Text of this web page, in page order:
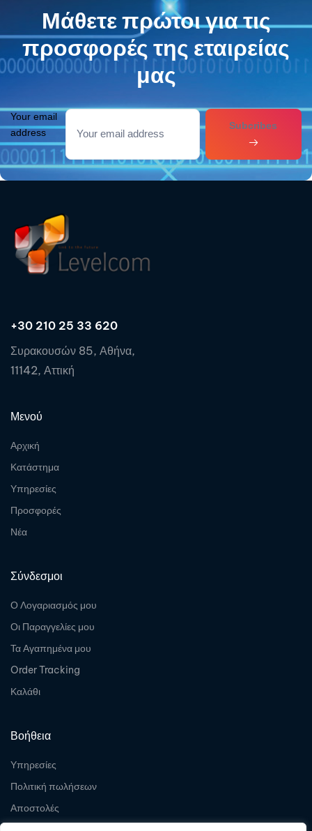
Μάθετε πρώτοι για τις
προσφορές της εταιρείας
μας
Your email
address
Subcribes
+30 210 25 33 620
Συρακουσών 85, Αθήνα,
11142, Αττική
Μενού
Αρχική
Κατάστημα
Υπηρεσίες
Προσφορές
Νέα
Σύνδεσμοι
Ο Λογαριασμός μου
Οι Παραγγελίες μου
Τα Αγαπημένα μου
Order Tracking
Καλάθι
Βοήθεια
Υπηρεσίες
Πολιτική πωλήσεων
Αποστολές